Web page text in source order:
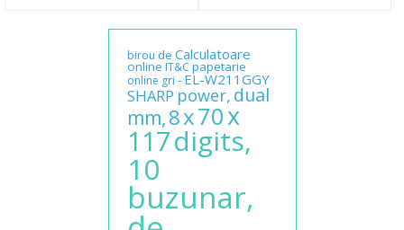
birou de Calculatoare
online IT&C papetarie
online gri - EL-W211GGY
SHARP power, dual
mm,8x70x
117digits,
10
buzunar,